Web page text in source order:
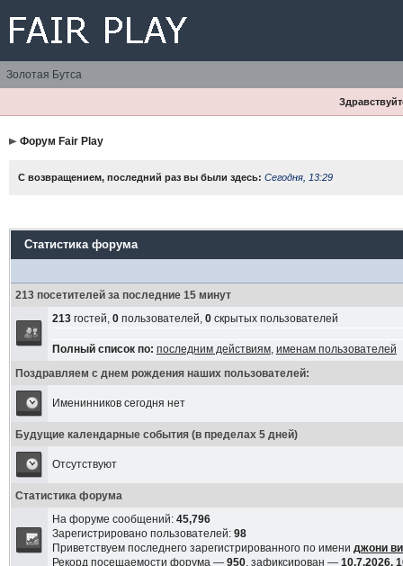
Золотая Бутса
Форум Fair Play
С возвращением, последний раз вы были здесь: Сегодня, 13:29
Статистика форума
213 посетителей за последние 15 минут
213гостей, 0пользователей, 0скрытых пользователей
Полный список по: последним действиям, именам пользователей
Поздравляем с днем рождения наших пользователей:
Именинников сегодня нет
Будущие календарные события (в пределах 5 дней)
Отсутствуют
Статистика форума
На форуме сообщений: 45,796
Зарегистрировано пользователей: 98
Приветствуем последнего зарегистрированного по имени джони
Рекорд посещаемости форума — 950, зафиксирован — 10.7.2026,